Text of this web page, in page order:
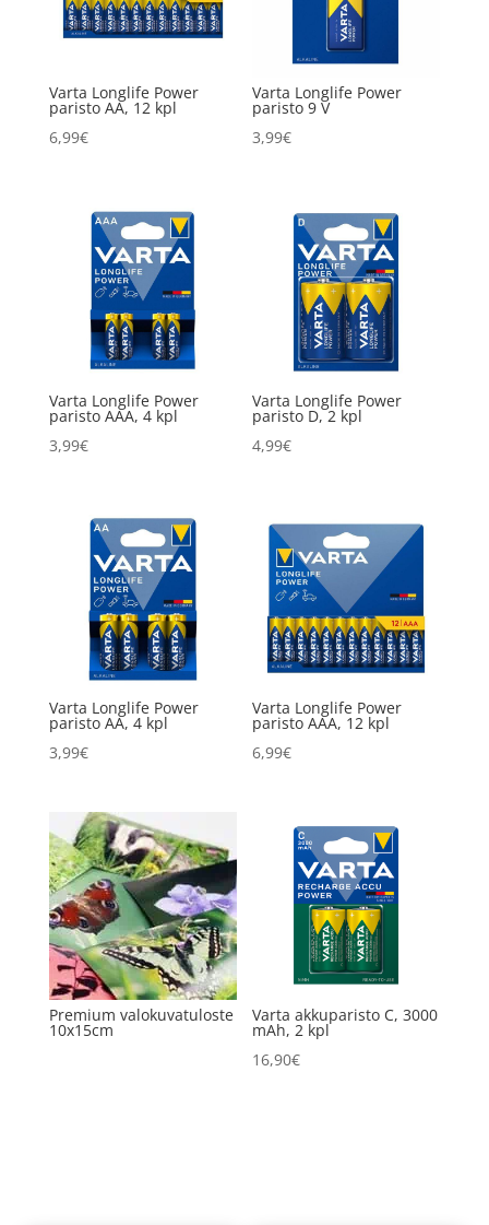
Varta Longlife Power
paristo AA, 12 kpl
6,99€
Varta Longlife Power
paristo 9 V
3,99€
Varta Longlife Power
paristo AAA, 4 kpl
3,99€
Varta Longlife Power
paristo D, 2 kpl
4,99€
Varta Longlife Power
paristo AA, 4 kpl
3,99€
Varta Longlife Power
paristo AAA, 12 kpl
6,99€
Premium valokuvatuloste
10x15cm
Varta akkuparisto C, 3000
mAh, 2 kpl
16,90€